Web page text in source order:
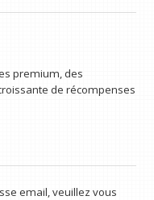
premium, des
de récompenses
email, veuillez vous